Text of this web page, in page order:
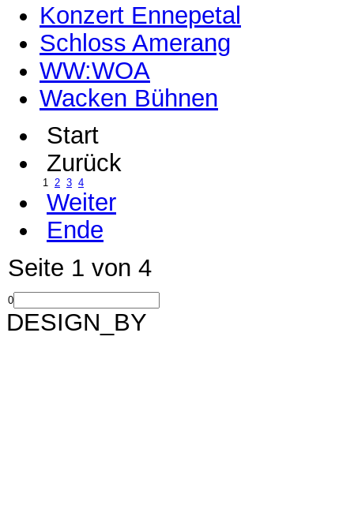
Konzert Ennepetal
Schloss Amerang
WW:WOA
Wacken Bühnen
Start
Zurück
1 2 3 4
Weiter
Ende
Seite 1 von 4
0
DESIGN_BY